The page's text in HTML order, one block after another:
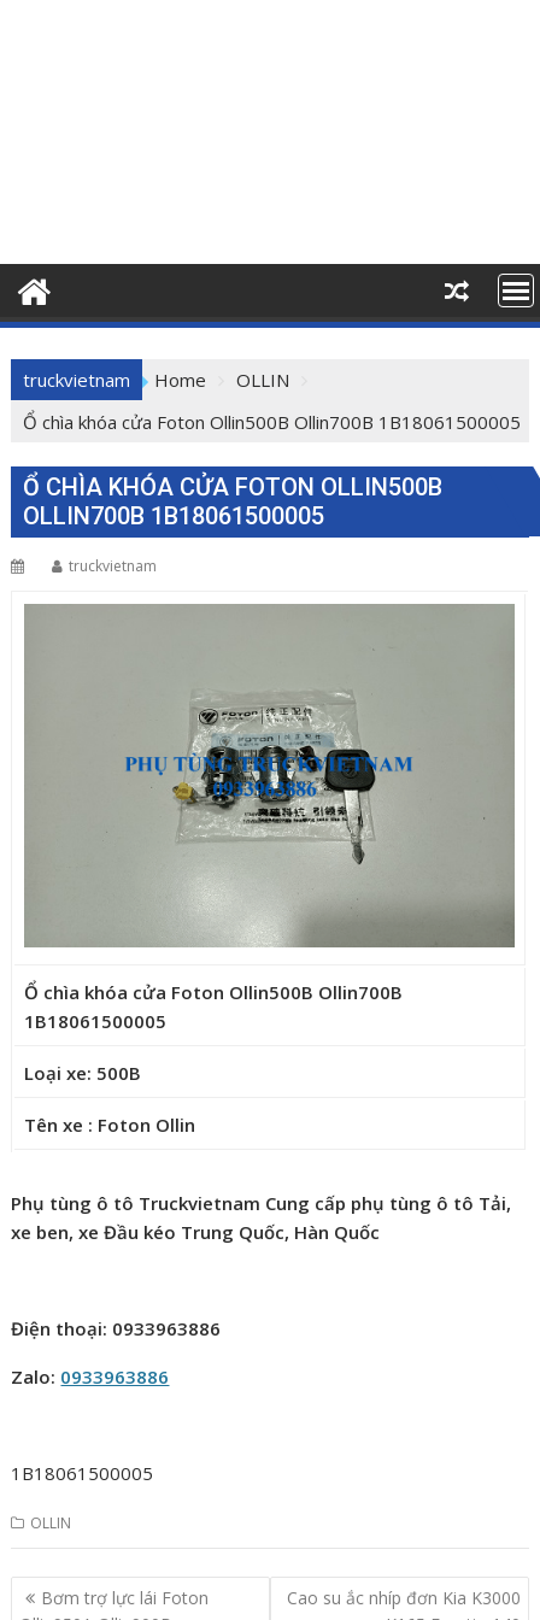
truckvietnam Home
OLLIN
Ổ chìa khóa cửa Foton Ollin500B Ollin700B 1B18061500005
Ổ CHÌA KHÓA CỬA FOTON OLLIN500B
OLLIN700B 1B18061500005
truckvietnam
Ổ chìa khóa cửa Foton Ollin500B Ollin700B
1B18061500005
Loại xe: 500B
Tên xe : Foton Ollin
Phụ tùng ô tô Truckvietnam Cung cấp phụ tùng ô tô Tải,
xe ben, xe Đầu kéo Trung Quốc, Hàn Quốc
Điện thoại: 0933963886
Zalo: 0933963886
1B18061500005
OLLIN
Post
Bơm trợ lực lái Foton
Cao su ắc nhíp đơn Kia K3000